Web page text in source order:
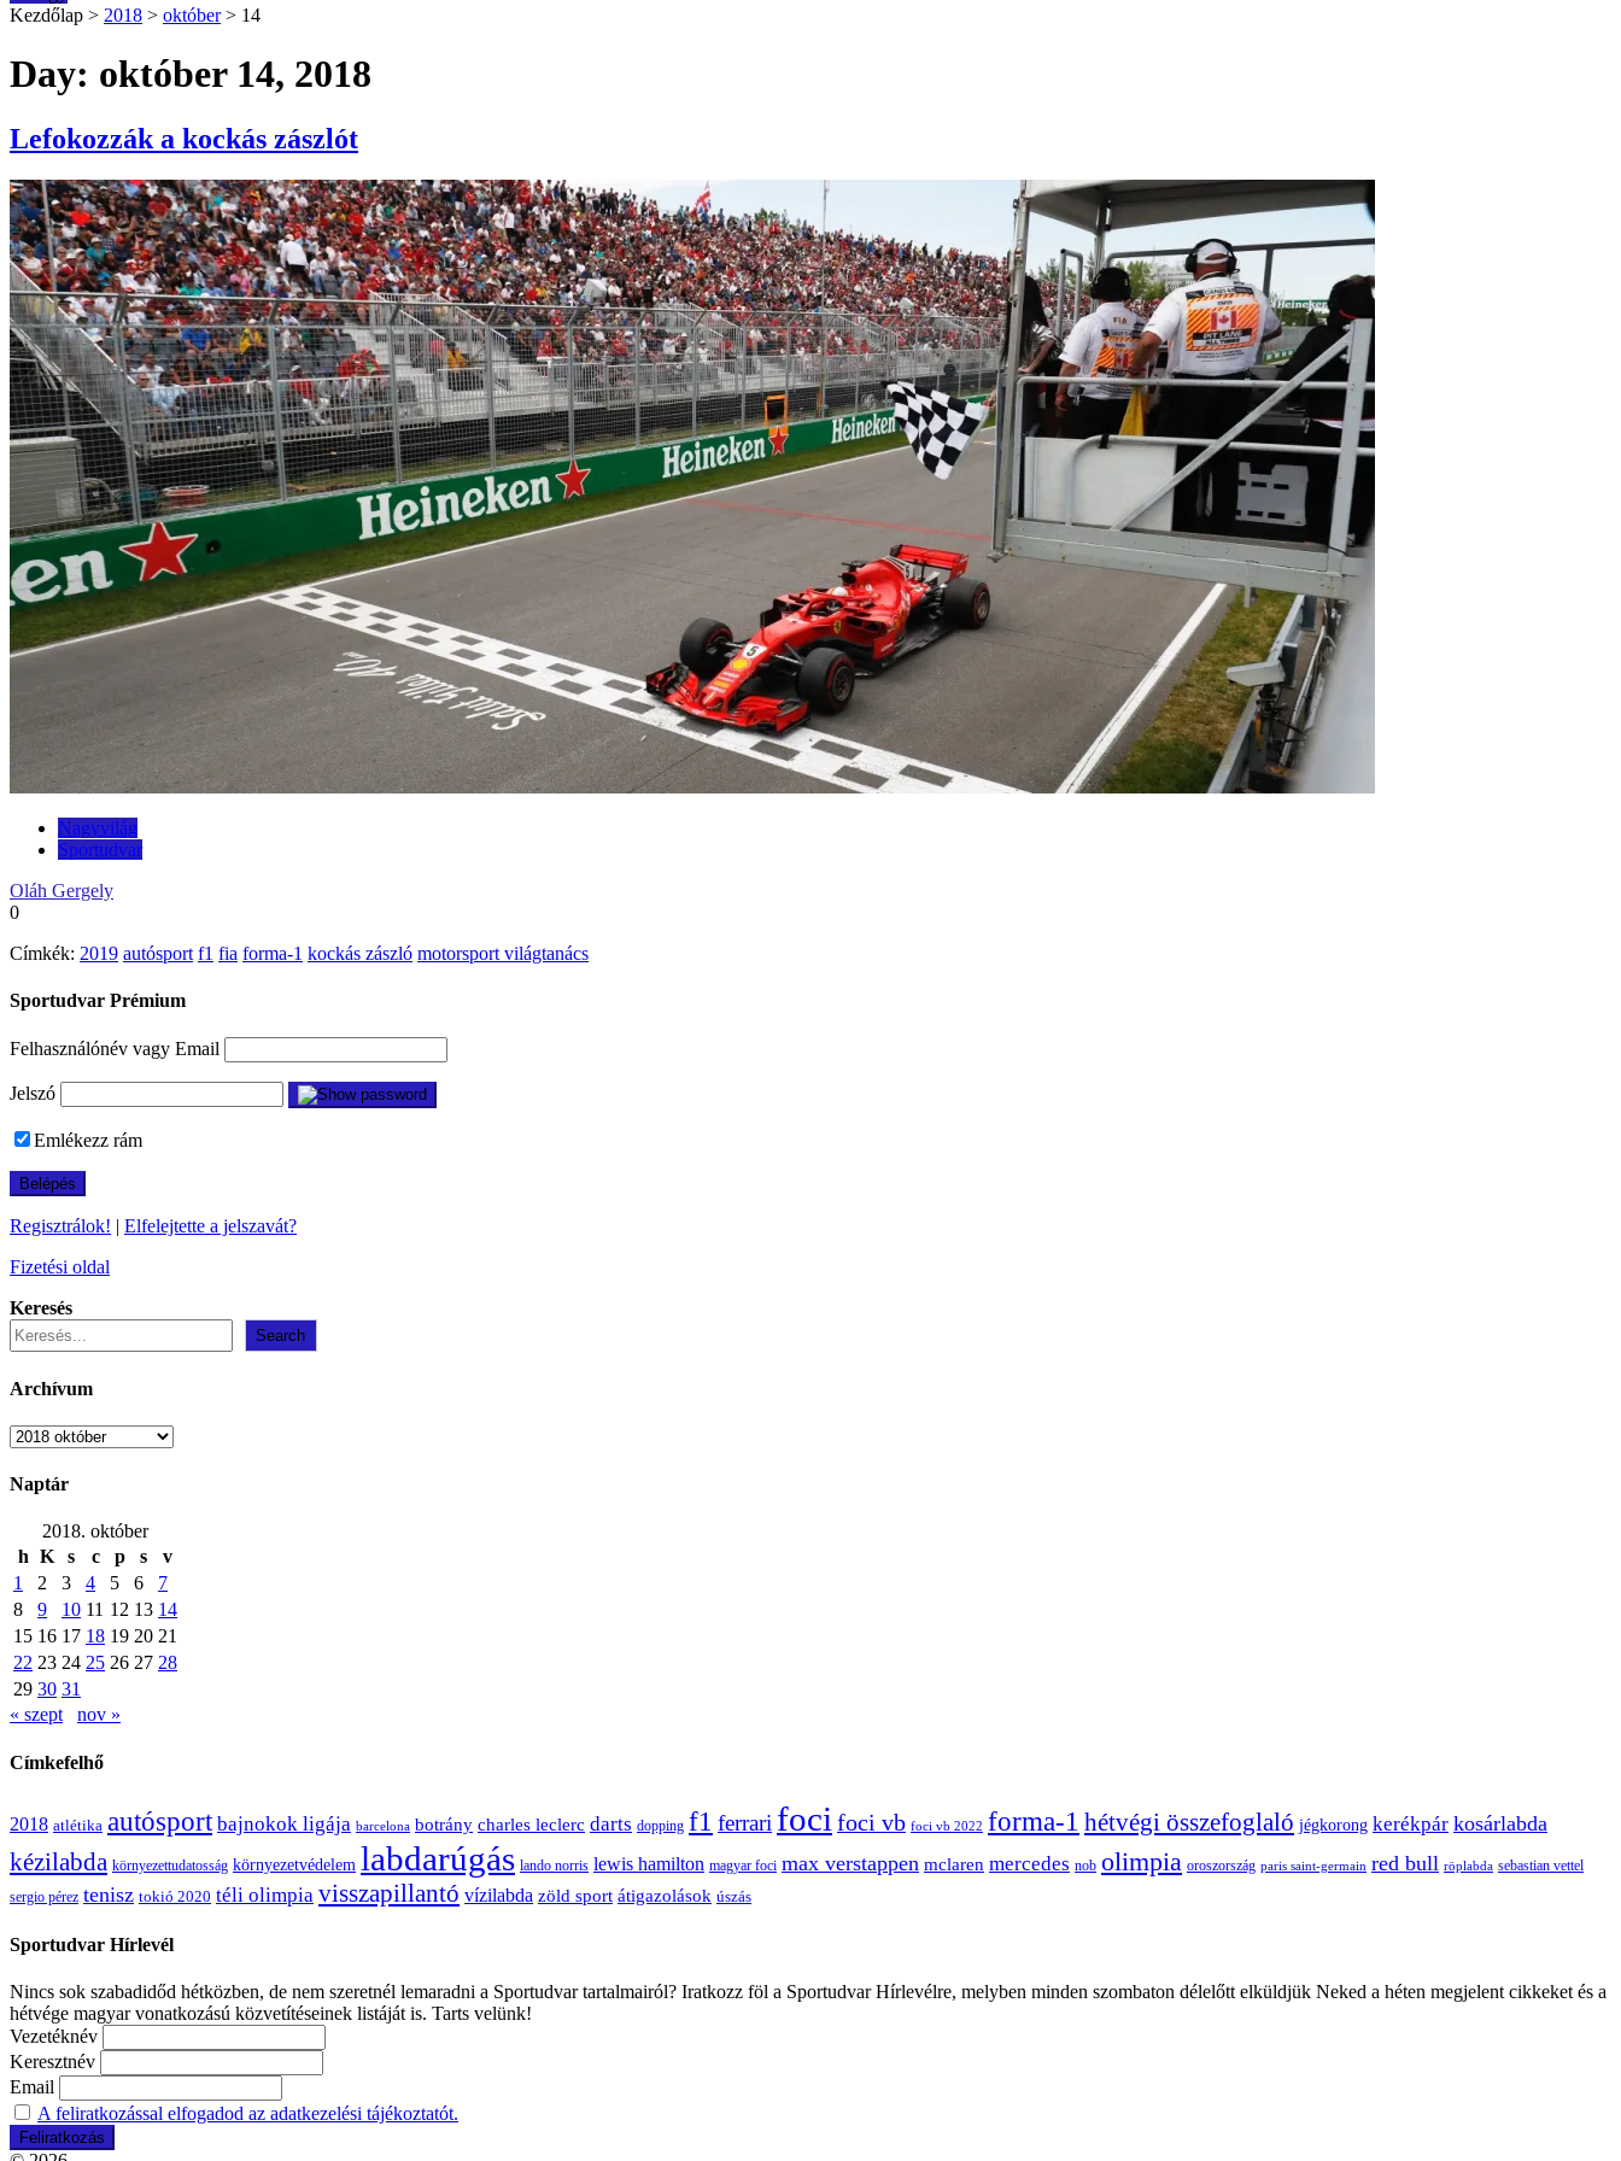
Kezdőlap > 2018 > október > 14
Day: október 14, 2018
Lefokozzák a kockás zászlót
Nagyvilág
Sportudvar
Oláh Gergely
0
Címkék: 2019 autósport f1 fia forma-1 kockás zászló motorsport világtanács
Sportudvar Prémium
Felhasználónév vagy Email
Jelszó
Emlékezz rám
Regisztrálok! | Elfelejtette a jelszavát?
Fizetési oldal
Keresés
Search
Archívum
Archívum
Naptár
2018. október
h K s c p s
v
1
2 3 4 5 6
7
8
9 10 11 12 13 14
15 16 17 18 19 20 21
22 23 24 25 26 27 28
29 30 31
« szept
nov »
Címkefelhő
2018 atlétika autósport bajnokok ligája barcelona botrány charles leclerc darts dopping f1 ferrari foci foci vb foci vb 2022 forma-1 hétvégi összefoglaló jégkorong kerékpár kosárlabda
kézilabda környezettudatosság környezetvédelem labdarúgás lando norris lewis hamilton magyar foci max verstappen mclaren mercedes nob olimpia oroszország paris saint-germain red bull röplabda sebastian vettel
sergio pérez tenisz tokió 2020 téli olimpia visszapillantó vízilabda zöld sport átigazolások úszás
Sportudvar Hírlevél
Nincs sok szabadidőd hétközben, de nem szeretnél lemaradni a Sportudvar tartalmairól? Iratkozz föl a Sportudvar Hírlevélre, melyben minden szombaton délelőtt elküldjük Neked a héten megjelent cikkeket és a
hétvége magyar vonatkozású közvetítéseinek listáját is. Tarts velünk!
Vezetéknév
Keresztnév
Email
A feliratkozással elfogadod az adatkezelési tájékoztatót.